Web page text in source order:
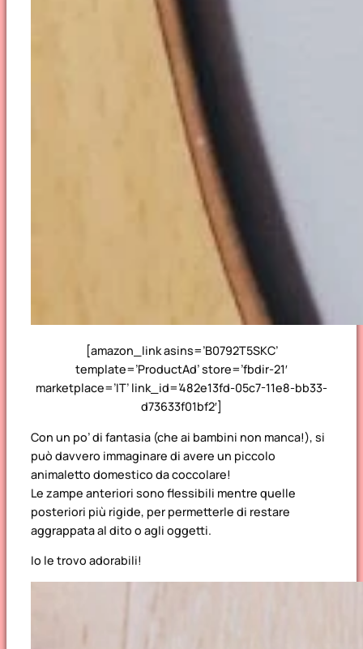
[amazon_link asins=’B0792T5SKC’
template=’ProductAd’ store=’fbdir-21′
marketplace=’IT’ link_id=’482e13fd-05c7-11e8-bb33-
d73633f01bf2′]
Con un po’ di fantasia (che ai bambini non manca!), si
può davvero immaginare di avere un piccolo
animaletto domestico da coccolare!
Le zampe anteriori sono flessibili mentre quelle
posteriori più rigide, per permetterle di restare
aggrappata al dito o agli oggetti.
Io le trovo adorabili!